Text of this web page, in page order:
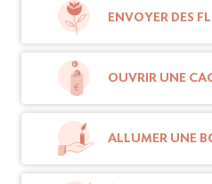
La famille remercie le
Terres de Diane"
pour sa gentillesse
Henriette a rejoint son
ENVOYER DES
OUVRIR UNE
ALLUMER UNE